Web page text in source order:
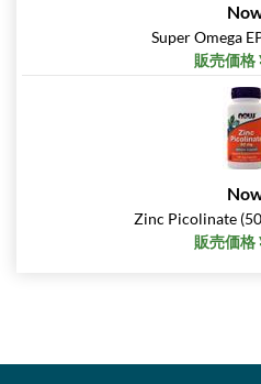
Super Omega
販売価格
Zinc Picolinate
販売価格